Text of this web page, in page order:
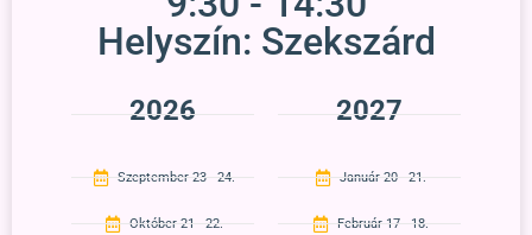
Helyszín: Szekszárd
2026
Szeptember 23 - 24.
Október 21 - 22.
2027
Január 20 - 21.
Február 17 - 18.